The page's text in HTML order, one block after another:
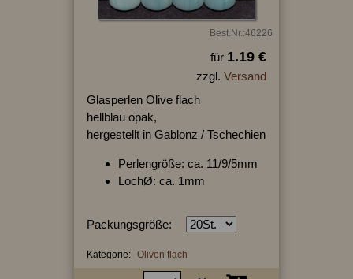
Best.Nr.:46226
für 1.19 €
zzgl. Versand
Glasperlen Olive flach
hellblau opak,
hergestellt in Gablonz / Tschechien
Perlengröße: ca. 11/9/5mm
LochØ: ca. 1mm
Packungsgröße:
Kategorie: Oliven flach